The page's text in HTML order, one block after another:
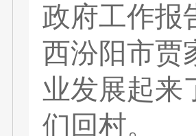
政府工作报
西汾阳市贾
业发展起来
们回村。